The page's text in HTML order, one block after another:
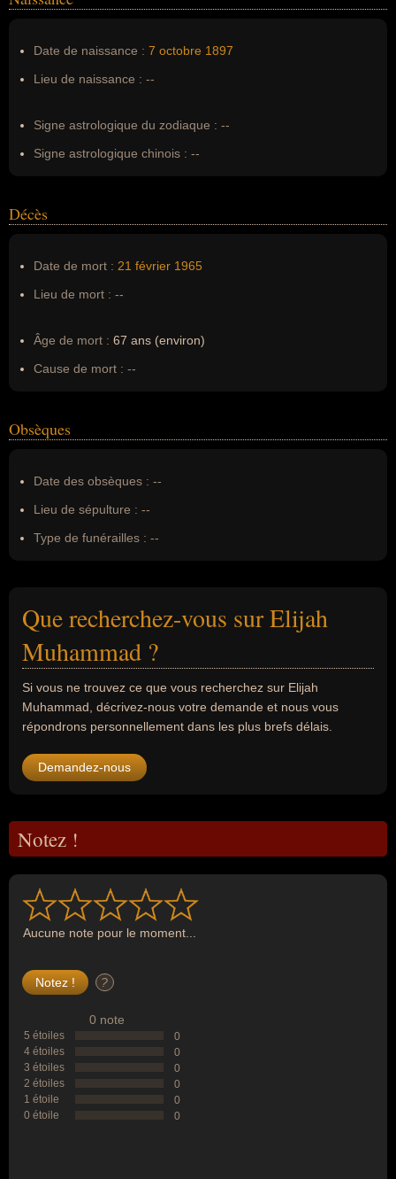
Nom de famille :Muhammad
Date de naissance : 7 octobre 1897
Lieu de naissance : --
Signe astrologique du zodiaque : --
Signe astrologique chinois : --
Décès
Date de mort : 21 février 1965
Lieu de mort : --
Âge de mort : 67 ans (environ)
Cause de mort : --
Obsèques
Date des obsèques : --
Lieu de sépulture : --
Type de funérailles : --
Que recherchez-vous sur Elijah
Muhammad ?
Si vous ne trouvez ce que vous recherchez sur Elijah
Muhammad, décrivez-nous votre demande et nous vous
répondrons personnellement dans les plus brefs délais.
Demandez-nous
Notez !
Aucune note pour le moment...
?
0 note
5 étoiles
0
4 étoiles
0
3 étoiles
0
2 étoiles
0
1 étoile
0
0 étoile
0